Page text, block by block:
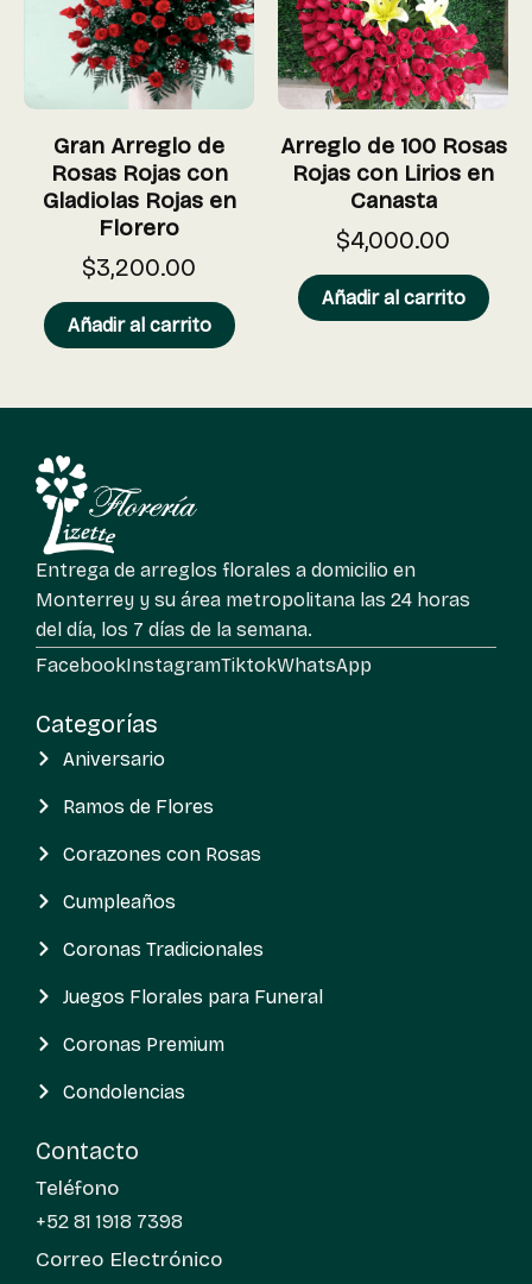
Gran Arreglo de
Rosas Rojas con
Gladiolas Rojas en
Florero
$3,200.00
Añadir al carrito
Arreglo de 100 Rosas
Rojas con Lirios en
Canasta
$4,000.00
Añadir al carrito
Categorías
Aniversario
Ramos de Flores
Corazones con Rosas
Cumpleaños
Coronas Tradicionales
Juegos Florales para Funeral
Coronas Premium
Condolencias
Entrega de arreglos florales a domicilio en
Monterrey y su área metropolitana las 24 horas
del día, los 7 días de la semana.
FacebookInstagramTiktokWhatsApp
Contacto
Teléfono
+52 81 1918 7398
Correo Electrónico